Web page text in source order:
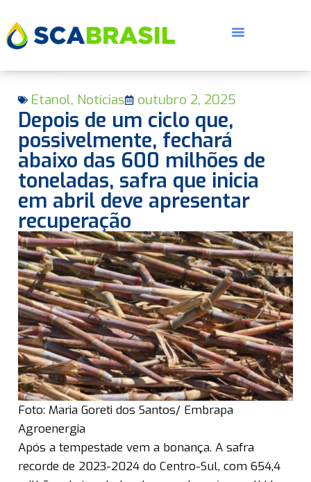
Etanol, Notícias outubro 2, 2025
Depois de um ciclo que,
possivelmente, fechará
abaixo das 600 milhões de
toneladas, safra que inicia
em abril deve apresentar
recuperação
Foto: Maria Goreti dos Santos/ Embrapa
Agroenergia
Após a tempestade vem a bonança. A safra
recorde de 2023-2024 do Centro-Sul, com 654,4